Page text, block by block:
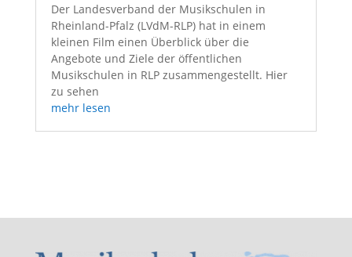
Der Landesverband der Musikschulen in
Rheinland-Pfalz (LVdM-RLP) hat in einem
kleinen Film einen Überblick über die
Angebote und Ziele der öffentlichen
Musikschulen in RLP zusammengestellt. Hier
zu sehen
mehr lesen